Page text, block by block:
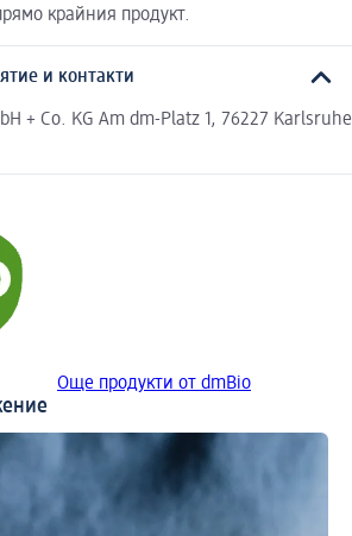
крайния продукт.
и контакти
+ Co. KG Am dm-Platz 1, 76227 Karlsruhe
Още продукти от dmBio